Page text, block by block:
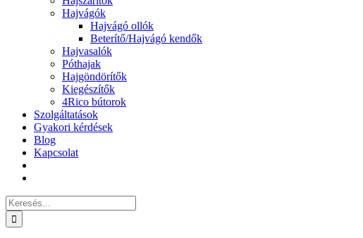
Hajvágók
Hajvágó ollók
Beterítő/Hajvágó kendők
Hajvasalók
Póthajak
Hajgöndörítők
Kiegészítők
4Rico bútorok
Szolgáltatások
Gyakori kérdések
Blog
Kapcsolat
Keresés...